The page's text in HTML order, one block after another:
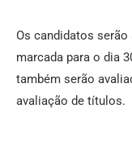
Os candidatos
marcada para o dia
também serão
avaliação de títulos.